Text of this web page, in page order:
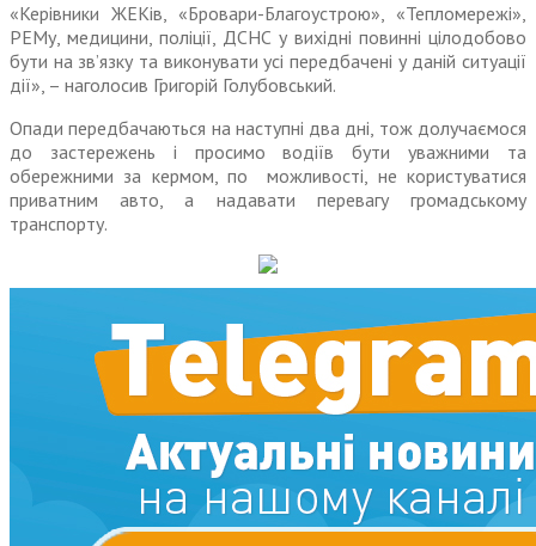
«Керівники ЖЕКів, «Бровари-Благоустрою», «Тепломережі»,
РЕМу, медицини, поліції, ДСНС у вихідні повинні цілодобово
бути на зв’язку та виконувати усі передбачені у даній ситуації
дії», – наголосив Григорій Голубовський.
Опади передбачаються на наступні два дні, тож долучаємося
до застережень і просимо водіїв бути уважними та
обережними за кермом, по
можливості, не користуватися
приватним авто, а надавати перевагу громадському
транспорту.